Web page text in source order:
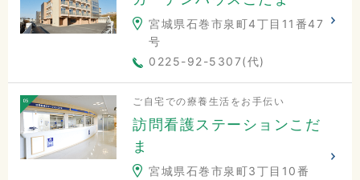
宮城県石巻市泉町4丁目11番47
号
0225-92-5307(代)
ご自宅での療養生活をお手伝い
訪問看護ステーションこだ
ま
宮城県石巻市泉町3丁目10番